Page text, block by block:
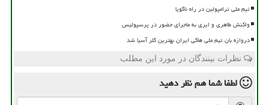
تیم ملی ترامپولین در راه ناگویا
واکنش طاهری و ایری به ماجرای حضور در پرسپولیس
دروازه بان تیم ملی هاکی ایران بهترین گلر آسیا شد
نظرات بینندگان در مورد این مطلب
لطفا شما همنظر دهید